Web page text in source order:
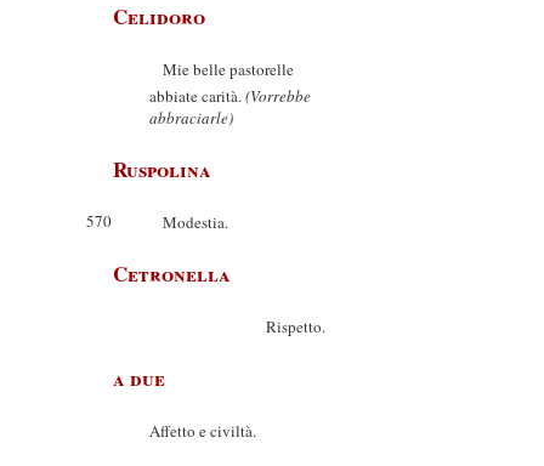
Celidoro
Mie belle pastorelle
abbiate carità.(Vorrebbe
abbraciarle)
Ruspolina
570 Modestia.
Cetronella
Rispetto.
a due
Affetto e civiltà.